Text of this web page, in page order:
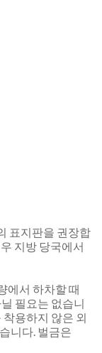
표지판을 권장합
지방 당국에서
에서 하차할 때
필요는 없습니
용하지 않은 외
니다. 벌금은